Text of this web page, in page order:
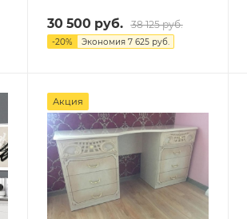
30 500 руб. 38 125руб.
-20% Экономия 7 625руб.
Акция